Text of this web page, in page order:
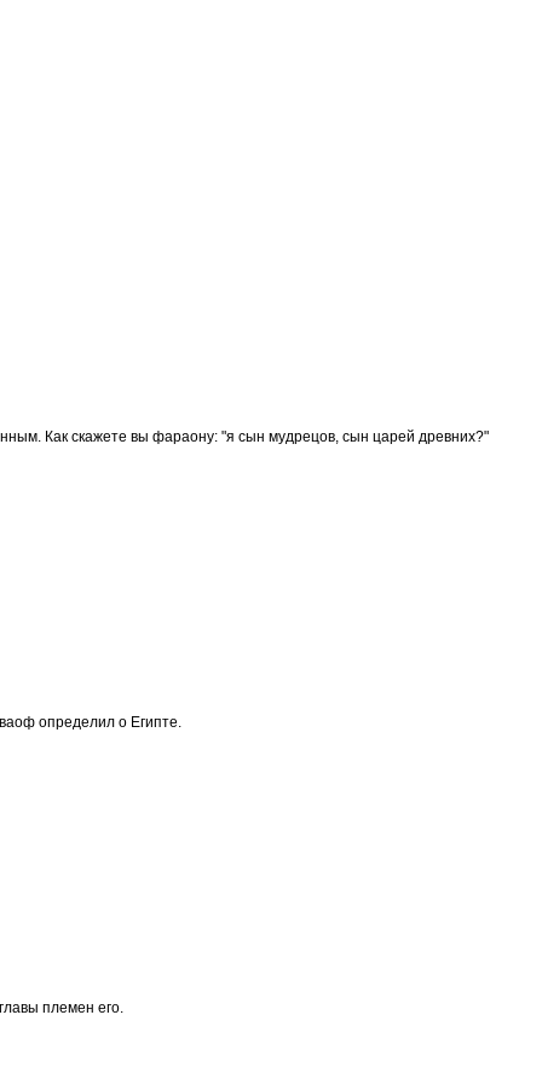
Как скажете вы фараону: "я сын мудрецов, сын царей древних?"
определил о Египте.
племен его.